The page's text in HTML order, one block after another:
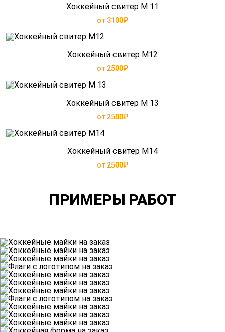
Хоккейный свитер М 11
от 3100₽
Хоккейный свитер М12
от 2500₽
Хоккейный свитер М 13
от 2500₽
Хоккейный свитер М14
от 2500₽
ПРИМЕРЫ РАБОТ